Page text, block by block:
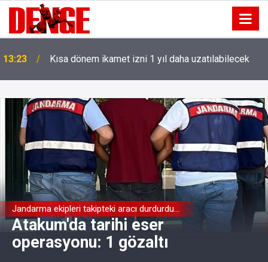
13:23 Kısa dönem ikamet izni 1 yıl daha uzatılabilecek
Jandarma ekipleri takipteki aracı durdurdu...
Atakum'da tarihi eser
operasyonu: 1 gözaltı